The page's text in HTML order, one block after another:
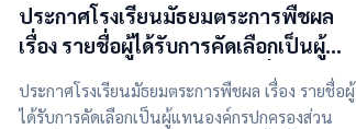
ประกาศโรงเรียนมัธยมตระการพืชผล
เรื่อง รายชื่อผู้ได้รับการคัดเลือกเป็นผู้
แทนองค์กรปกครองส่วนท้องถิ่น ในคณะ
กรรมการสถานศึกษาขั้นพื้นฐาน
ประกาศโรงเรียนมัธยมตระการพืชผล เรื่อง รายชื่อผู้
ได้รับการคัดเลือกเป็นผู้แทนองค์กรปกครองส่วน